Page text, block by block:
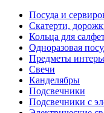
Посуда и
Скатерти,
Кольца для
Одноразовая
Предметы
Свечи
Канделябры
Подсвечники
Подсвечники с